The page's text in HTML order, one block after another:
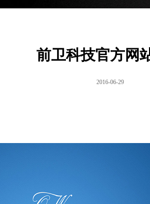
前卫科技官方网
2016-06-29